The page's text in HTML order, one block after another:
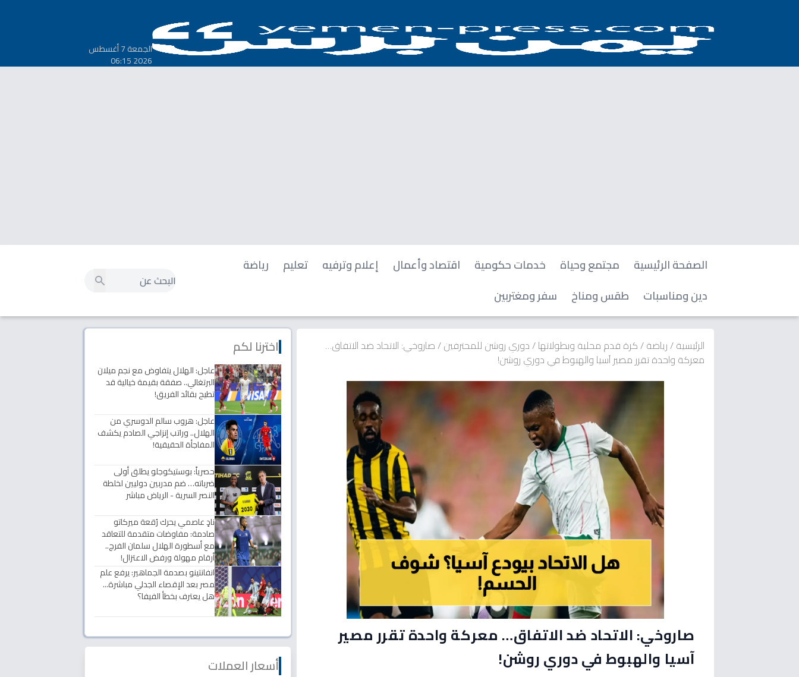
الجمعة 7 أغسطس
2026 06:15
الصفحة الرئيسية مجتمع وحياة خدمات حكومية اقتصاد وأعمال إعلام وترفيه تعليم
رياضة
دين ومناسبات
طقس ومناخ سفر ومغتربين
الرئيسية/رياضة/كرة قدم محلية وبطولاتها/دوري روشن للمحترفين/صاروخي: الاتحاد ضد الاتفاق…
معركة واحدة تقرر مصير آسيا والهبوط في دوري روشن!
صاروخي: الاتحاد ضد الاتفاق… معركة واحدة تقرر مصير
آسيا والهبوط في دوري روشن!
اخترنا لكم
عاجل: الهلال يتفاوض مع نجم ميلان
البرتغالي.. صفقة بقيمة خيالية قد
تطيح بقائد الفريق!
عاجل: هروب سالم الدوسري من
الهلال.. وراتب إنزاجي الصادم يكشف
المفاجأة الحقيقية!
حصرياً: بوستيكوجلو يطلق أولى
ضرباته… ضم مدربين دوليين لخلطة
النصر السرية - الرياض مباشر
نادٍ عاصمي يحرك رُقعة ميركاتو
صادمة: مفاوضات متقدمة للتعاقد
مع أسطورة الهلال سلمان الفرج..
أرقام مهولة ورفض الاعتزال!
انفانتينو بصدمة الجماهير: يرفع علم
مصر بعد الإقصاء الجدلي مباشرة...
هل يعترف بخطأ الفيفا؟
أسعار العملات